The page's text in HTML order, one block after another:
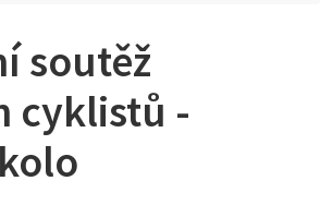
soutěž
cyklistů -